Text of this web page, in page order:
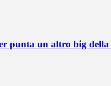
punta un altro big della